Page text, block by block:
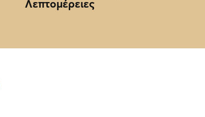
Λεπτομέρειες